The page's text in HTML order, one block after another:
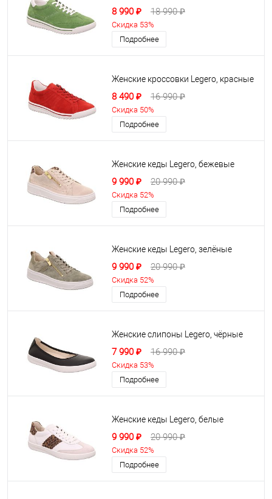
8 990 ₽ 18 990 ₽
Скидка 53%
Подробнее
Женские кроссовки Legero, красные
8 490 ₽ 16 990 ₽
Скидка 50%
Подробнее
Женские кеды Legero, бежевые
9 990 ₽ 20 990 ₽
Скидка 52%
Подробнее
Женские кеды Legero, зелёные
9 990 ₽ 20 990 ₽
Скидка 52%
Подробнее
Женские слипоны Legero, чёрные
7 990 ₽ 16 990 ₽
Скидка 53%
Подробнее
Женские кеды Legero, белые
9 990 ₽ 20 990 ₽
Скидка 52%
Подробнее